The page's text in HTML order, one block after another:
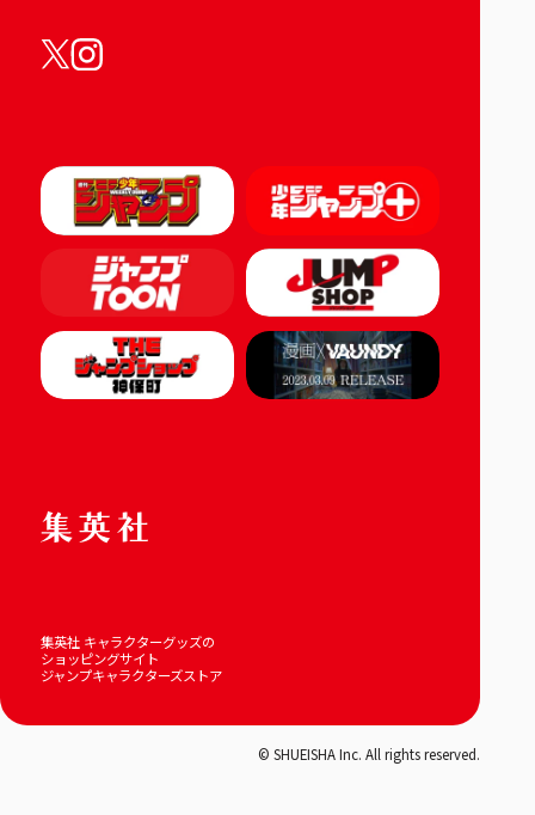
集英社 キャラクターグッズの
ショッピングサイト
ジャンプキャラクターズストア
© SHUEISHA Inc. All rights reserved.